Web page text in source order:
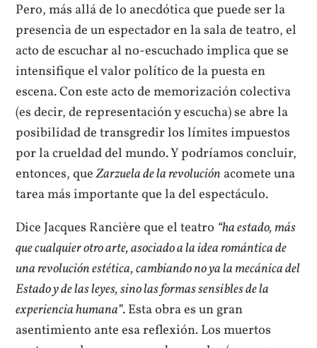
Pero, más allá de lo anecdótica que puede ser la
presencia de un espectador en la sala de teatro, el
acto de escuchar al no-escuchado implica que se
intensifique el valor político de la puesta en
escena. Con este acto de memorización colectiva
(es decir, de representación y escucha) se abre la
posibilidad de transgredir los límites impuestos
por la crueldad del mundo. Y podríamos concluir,
entonces, queZarzuela de la revolución acomete una
tarea más importante que la del espectáculo.
Dice Jacques Rancière que el teatro “ha estado, más
que cualquier otro arte, asociado a la idea romántica de
una revolución estética, cambiando no ya la mecánica del
Estado y de las leyes, sino las formas sensibles de la
experiencia humana”. Esta obra es un gran
asentimiento ante esa reflexión. Los muertos